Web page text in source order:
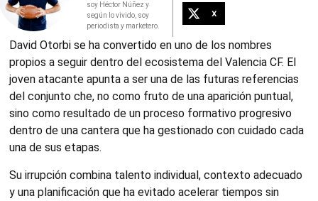
soy Héctor Núñez y
según lo vivido, soy
periodista y marketero.
X
David Otorbi se ha convertido en uno de los nombres
propios a seguir dentro del ecosistema del Valencia CF. El
joven atacante apunta a ser una de las futuras referencias
del conjunto che, no como fruto de una aparición puntual,
sino como resultado de un proceso formativo progresivo
dentro de una cantera que ha gestionado con cuidado cada
una de sus etapas.
Su irrupción combina talento individual, contexto adecuado
y una planificación que ha evitado acelerar tiempos sin